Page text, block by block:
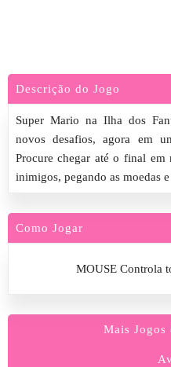
Descrição do Jogo
Super Mario na Ilha dos
novos desafios, agora em
Procure chegar até o final
inimigos, pegando as moedas
Como Jogar
MOUSE Controla
Mais Jogos